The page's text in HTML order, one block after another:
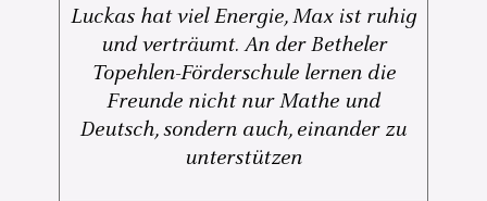
Luckas hat viel Energie, Max ist ruhig
und verträumt. An der Betheler
Topehlen-Förderschule lernen die
Freunde nicht nur Mathe und
Deutsch, sondern auch, einander zu
unterstützen